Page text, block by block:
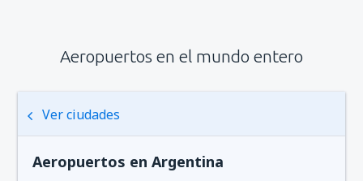
Aeropuertos en el mundo entero
Ver ciudades
Aeropuertos en Argentina